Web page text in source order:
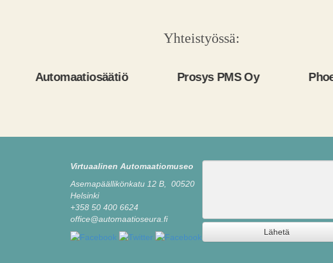
Yhteistyössä:
Automaatiosäätiö Prosys PMS Oy Phoenix
Virtuaalinen Automaatiomuseo
Asemapäällikönkatu 12 B, 00520
Helsinki
+358 50 400 6624
office@automaatioseura.fi
Lähetä